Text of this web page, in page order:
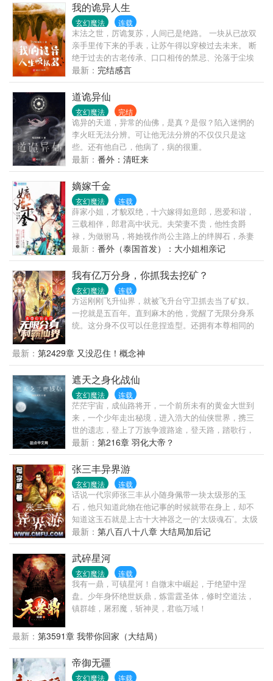
我的诡异人生
玄幻魔法 连载
末法之世，厉诡复苏，人间已是绝路。 一块从已故双
亲手里传下来的手表，让苏午得以穿梭过去未来。 断
绝于过去的古老传承、口口相传的禁忌、沦落于尘埃
里的技艺，由此重新焕发生机。 密藏域中，以经咒、
供物、自我的躯壳系缚厉诡的法门； 灶神教内，炼油
称米油炸诡的技艺…… 薪火由此重燃， 笼罩现在与未
来的混沌谜团，被火光映照出些微轮廓……
最新： 完结感言
道诡异仙
玄幻魔法 完结
诡异的天道，异常的仙佛，是真？是假？陷入迷惘的
李火旺无法分辨。可让他无法分辨的不仅仅只是这
些。还有他自己，他病了，病的很重。
最新： 番外：清旺来
嫡嫁千金
玄幻魔法 连载
薛家小姐，才貌双绝，十六嫁得如意郎，恩爱和谐，
三载相伴，郎君高中状元。夫荣妻不贵，他性贪爵
禄，为做驸马，将她视作尚公主路上的绊脚石，杀妻
灭嗣。骄纵公主站在她塌前讥讽：便是你容颜绝色，
才学无双，终究只是个小吏的女儿，本宫碾死你——
就跟碾死一只蚂蚁一样简单！被污声名，悬梁自尽，
幼弟为讨公道却被强权害死，老父得此噩耗一病不起
撒手人寰。洪孝四十二年，燕京第一美人薛芳菲香消
玉殒，于落水的首辅千金姜梨身体中重焕新生！一脚
跨入高门大户，阴私腌臜层出不绝。各路魍魉魑魅，
牛鬼蛇神，她以牙还牙以眼还眼。曾经柔软心肠，如
踏，这一世，平府上冤案，报血海深仇！他是北燕最
奇花。人人都说首辅千金姜家二小姐清灵可爱，品性
高洁，纯洁良善如雪白莲花。他红衣华艳，笑盈盈反
问：“白莲花？分明就是吃人不吐骨头的食人花。”姜
梨：“国公小心折了手。”姬蘅：“这么凶猛的食人花，
当然是抢回府中镇宅了。”桀骜美人主妖艳贱货，女主
白莲花精，强强联手，虐遍天下，就问你怕不怕？请
支持正版茶~~
最新： 番外（泰国首发）：大小姐相亲记
我有亿万分身，你抓我去挖矿？
玄幻魔法 连载
方运刚刚飞升仙界，就被飞升台守卫抓去当了矿奴。
一挖就是五百年。直到麻木的他，觉醒了无限分身系
统。这分身不仅可以任意捏造型。还拥有本尊相同的
神女很漂亮？”——随手捏一个一模一样的！“仙界的天
骄修炼很快？”——不好意思，我有无数分身替我修
炼！“仙界的老怪物境界很高？”——呵呵，我分身能叠
加修炼倍数！让你先修炼五万年又何妨！神通仙法一
天学会！炼体功法无视痛苦！本尊苟着躺平，分身包
揽所有！卷死你们！最初.....仙界的矿只是成了方运的
矿。后来，随着分身大军的增加，整个仙界慌了！
最新： 第2429章 又没忍住！概念神
遮天之身化战仙
玄幻魔法 连载
茫茫宇宙，成仙路将开，一个前所未有的黄金大世到
来，一个少年走出秘境，进入浩大的仙侠世界，携三
世的遗志，登上了万族争渡路途，登天路，踏歌行，
化战仙，弹指遮天！
最新： 第216章 羽化大帝？
张三丰异界游
玄幻魔法 连载
话说一代宗师张三丰从小随身佩带一块太级形的玉
石，他只知道此物在他记事的时候就带在身上，却不
知道这玉石就是上古十大神器之一的‘太级魂石’。太级
魂石可令修炼者事半功倍，且百邪不侵，原本是原始
天尊随身所配之宝，不慎失落凡间。当张三丰太级神
功大成之后，身上外泄的真气刺激太级魂石发出神
光，被原始天尊所察觉。原始天尊欣喜之下用法术收
回了太级魂石，不料同时也把带着太级魂石的张三丰
招到了跟前，原始天尊不惊反喜，看到张三丰资质惊
人便收做关门弟子。 张三丰不负众望，苦修数百
年，由武入道，自创‘太级神功’的道修版。曾与哪吒三
的浑天凌。原始天尊又将浑天凌用天河银沙，赤炼梧
封存的三足金乌练化为炫亟天火之身，练毕之后的混
天凌光泛七彩，若隐若现，一只紫色三足金乌与其内
最新： 第八百八十八章 大结局加后记
武碎星河
玄幻魔法 连载
我有一鼎，可镇星河！自微末中崛起，于绝望中涅
盘。少年身怀绝世妖鼎，炼雷霆圣体，修时空道法，
镇群雄，屠邪魔，斩神灵，君临万域！
最新： 第3591章 我带你回家（大结局）
帝御无疆
玄幻魔法 连载